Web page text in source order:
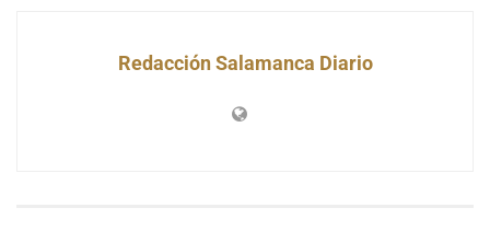
Redacción Salamanca Diario